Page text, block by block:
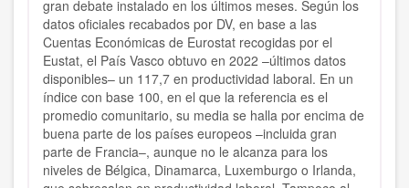
gran debate instalado en los últimos meses. Según los
datos oficiales recabados por DV, en base a las
Cuentas Económicas de Eurostat recogidas por el
Eustat, el País Vasco obtuvo en 2022 –últimos datos
disponibles– un 117,7 en productividad laboral. En un
índice con base 100, en el que la referencia es el
promedio comunitario, su media se halla por encima de
buena parte de los países europeos –incluida gran
parte de Francia–, aunque no le alcanza para los
niveles de Bélgica, Dinamarca, Luxemburgo o Irlanda,